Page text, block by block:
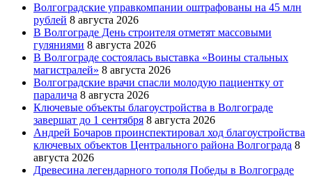
Волгоградские управкомпании оштрафованы на 45 млн
рублей 8 августа 2026
В Волгограде День строителя отметят массовыми
гуляниями 8 августа 2026
В Волгограде состоялась выставка «Воины стальных
магистралей» 8 августа 2026
Волгоградские врачи спасли молодую пациентку от
паралича 8 августа 2026
Ключевые объекты благоустройства в Волгограде
завершат до 1 сентября 8 августа 2026
Андрей Бочаров проинспектировал ход благоустройства
ключевых объектов Центрального района Волгограда 8
августа 2026
Древесина легендарного тополя Победы в Волгограде